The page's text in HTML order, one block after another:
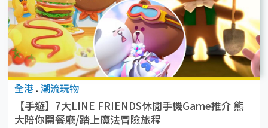
全港 . 潮流玩物
【手遊】7大LINE FRIENDS休閒手機Game推介 熊
大陪你開餐廳/踏上魔法冒險旅程